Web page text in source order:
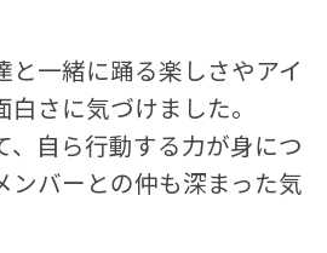
と一緒に踊る楽しさやアイ
さに気づけました。
、自ら行動する力が身につ
ンバーとの仲も深まった気